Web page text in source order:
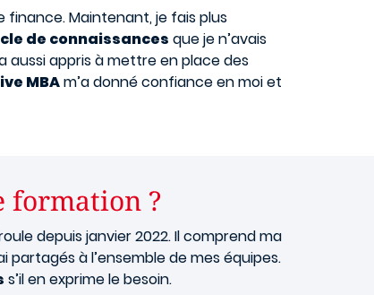
finance. Maintenant, je fais plus
de connaissances que je n’avais
aussi appris à mettre en place des
MBAm’a donné confiance en moi et
formation ?
depuis janvier 2022. Il comprend ma
partagés à l’ensemble de mes équipes.
s’il en exprime le besoin.